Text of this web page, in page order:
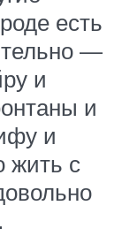
есть
—
и
и
и
жить с